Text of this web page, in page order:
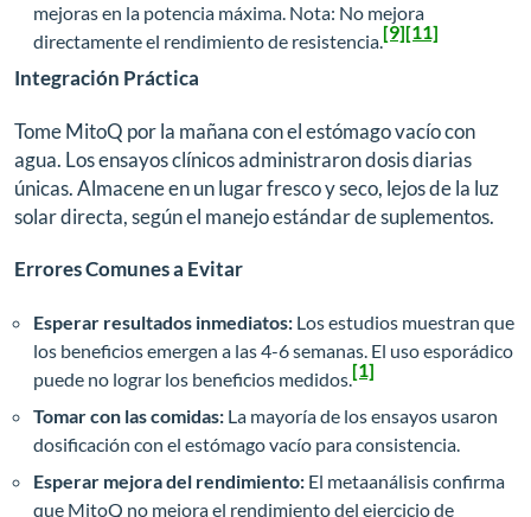
mejoras en la potencia máxima. Nota: No mejora
directamente el rendimiento de resistencia.[9][11]
Integración Práctica
Tome MitoQ por la mañana con el estómago vacío con
agua. Los ensayos clínicos administraron dosis diarias
únicas. Almacene en un lugar fresco y seco, lejos de la luz
solar directa, según el manejo estándar de suplementos.
Errores Comunes a Evitar
Esperar resultados inmediatos: Los estudios muestran que
los beneficios emergen a las 4-6 semanas. El uso esporádico
puede no lograr los beneficios medidos. [1]
Tomar con las comidas: La mayoría de los ensayos usaron
dosificación con el estómago vacío para consistencia.
Esperar mejora del rendimiento: El metaanálisis confirma
que MitoQ no mejora el rendimiento del ejercicio de